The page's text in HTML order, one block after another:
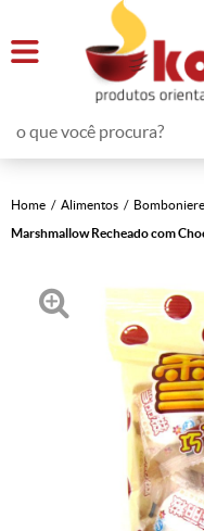
Home Alimentos
Bomboniere
Marshmallow Recheado com